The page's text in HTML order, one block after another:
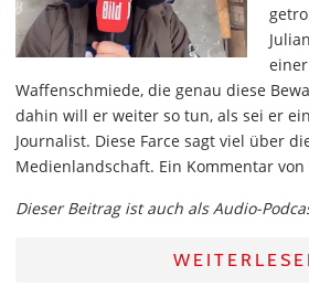
Waffenschmiede, die genau diese
dahin will er weiter so tun, als sei er
Journalist. Diese Farce sagt viel über
Medienlandschaft. Ein Kommentar von
Dieser Beitrag ist auch als Audio-